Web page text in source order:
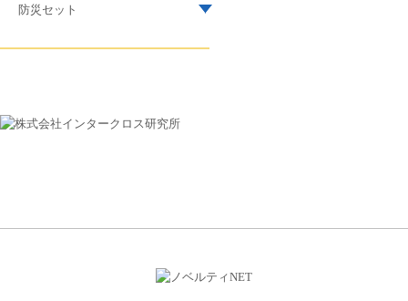
防災セット